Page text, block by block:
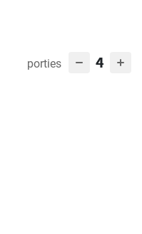
porties 4